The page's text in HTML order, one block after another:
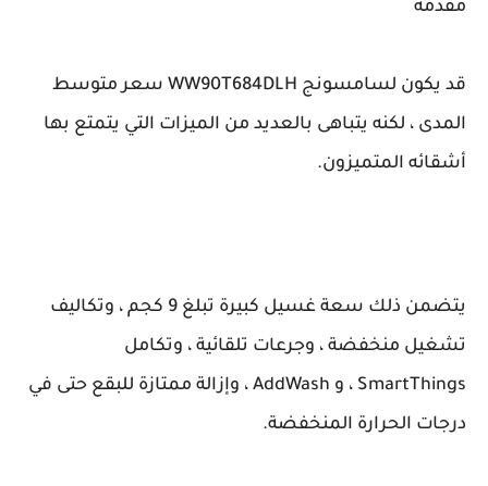
مقدمة
قد يكون لسامسونج WW90T684DLH سعر متوسط
المدى ، لكنه يتباهى بالعديد من الميزات التي يتمتع بها
أشقائه المتميزون.
يتضمن ذلك سعة غسيل كبيرة تبلغ 9 كجم ، وتكاليف
تشغيل منخفضة ، وجرعات تلقائية ، وتكامل
SmartThings ، و AddWash ، وإزالة ممتازة للبقع حتى في
درجات الحرارة المنخفضة.